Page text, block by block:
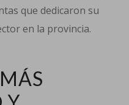
que dedicaron su
en la provincia.